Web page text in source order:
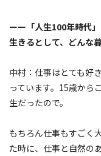
ーー「人生100年時代
生きるとして、どんな
中村：仕事はとても好
っています。15歳から
生だったので。
もちろん仕事もすごく
た時に、仕事と自然の